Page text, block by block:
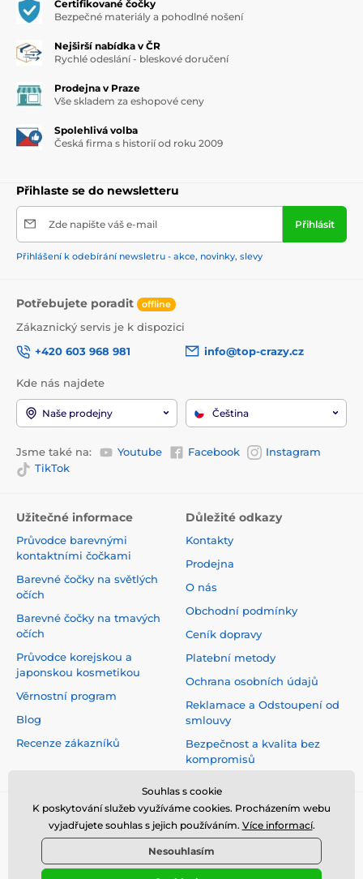
Certifikované čočky
Bezpečné materiály a pohodlné nošení
Nejširší nabídka v ČR
Rychlé odeslání - bleskové doručení
Prodejna v Praze
Vše skladem za eshopové ceny
Spolehlivá volba
Česká firma s historií od roku 2009
Přihlaste se do newsletteru
Zde napište váš e-mail Přihlásit
Přihlášení k odebírání newsletru - akce, novinky, slevy
Potřebujete poradit offline
Zákaznický servis je k dispozici
+420 603 968 981
info@top-crazy.cz
Kde nás najdete
Naše prodejny Čeština
Jsme také na: Youtube Facebook
Instagram
TikTok
Užitečné informace
Průvodce barevnými
kontaktními čočkami
Barevné čočky na světlých
očích
Barevné čočky na tmavých
očích
Průvodce korejskou a
japonskou kosmetikou
Věrnostní program
Blog
Recenze zákazníků
Důležité odkazy
Kontakty
Prodejna
O nás
Obchodní podmínky
Ceník dopravy
Platební metody
Ochrana osobních údajů
Reklamace a Odstoupení od
smlouvy
Bezpečnost a kvalita bez
kompromisů
Souhlas s cookie
K poskytování služeb využíváme cookies. Procházením webu
vyjadřujete souhlas s jejich používáním. Více informací.
Nesouhlasím